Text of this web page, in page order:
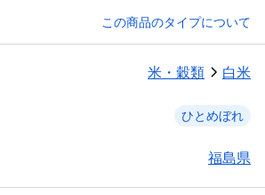
この商品のタイプについて
米・穀類 白米
ひとめぼれ
福島県